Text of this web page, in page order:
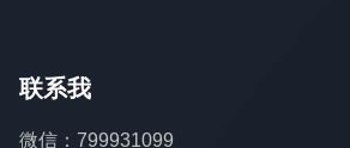
联系我
微信：799931099